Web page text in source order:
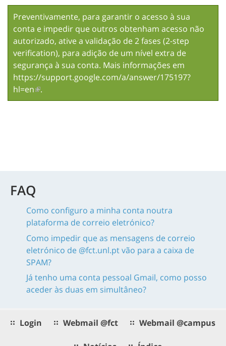
Preventivamente, para garantir o acesso à sua
conta e impedir que outros obtenham acesso não
autorizado, ative a validação de 2 fases (2-step
verification), para adição de um nível extra de
segurança à sua conta. Mais informações em
https://support.google.com/a/answer/175197?
hl=en
.
FAQ
Como configuro a minha conta noutra
plataforma de correio eletrónico?
Como impedir que as mensagens de correio
eletrónico de @fct.unl.pt vão para a caixa de
SPAM?
Já tenho uma conta pessoal Gmail, como posso
aceder às duas em simultâneo?
Login Webmail @fct Webmail @campus